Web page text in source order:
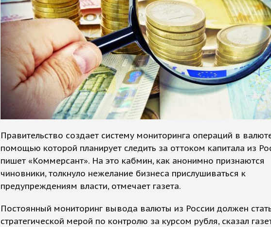
Правительство создает систему мониторинга операций в
помощью которой планирует следить за оттоком капитала из
пишет «Коммерсант». На это кабмин, как анонимно признаются
чиновники, толкнуло нежелание бизнеса прислушиваться к
предупреждениям власти, отмечает газета.
Постоянный мониторинг вывода валюты из России должен
стратегической мерой по контролю за курсом рубля, сказал